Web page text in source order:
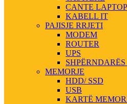
CANTE
KABELL IT
PAJISJE RRJETI
MODEM
ROUTER
UPS
MEMORJE
HDD/ SSD
USB
KARTË